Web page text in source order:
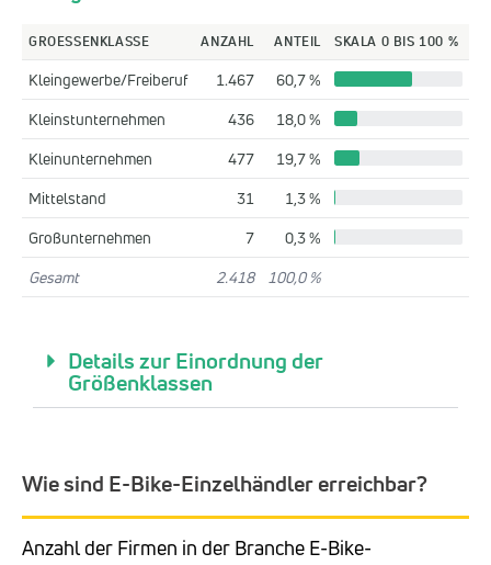
GROESSENKLASSE ANZAHL ANTEIL SKALA 0 BIS 100 %
Kleingewerbe/Freiberuf 1.467
60,7 %
Kleinstunternehmen
436
18,0 %
Kleinunternehmen
477
19,7 %
Mittelstand
31
1,3 %
Großunternehmen
7
0,3 %
Gesamt
2.418 100,0 %
Details zur Einordnung der
Größenklassen
Wie sind E-Bike-Einzelhändler erreichbar?
Anzahl der Firmen in der Branche E-Bike-